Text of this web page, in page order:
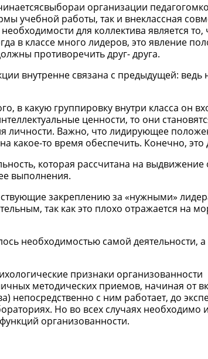
организации
учебной работы, так и внеклассная
для коллектива является то,
в классе много лидеров, это явление
противоречить друг- друга.
внутренне связана с предыдущей: ведь
в какую группировку внутри класса он
ценности, то они
личности. Важно, что лидирующее
какое-то время обеспечить. Конечно, это
которая рассчитана на
выполнения.
закреплению за «нужными»
так как это плохо отражается на
необходимостью самой деятельности,
признаки организованности
методических приемов, начиная от
непосредственно с ним работает, до
Но во всех случаях необходимо
организованности.